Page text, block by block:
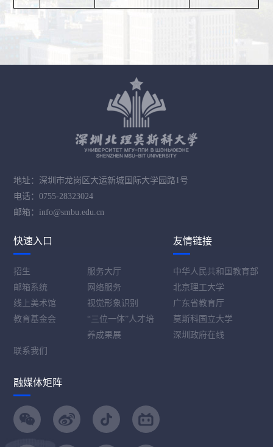
地址：深圳市龙岗区大运新城国际大学园路1号
电话：0755-28323024
邮箱：info@smbu.edu.cn
快速入口
招生
服务大厅
邮箱系统
网络服务
线上美术馆
视觉形象识别
教育基金会
“三位一体”人才培
养成果展
联系我们
友情链接
中华人民共和国教育部
北京理工大学
广东省教育厅
莫斯科国立大学
深圳政府在线
融媒体矩阵